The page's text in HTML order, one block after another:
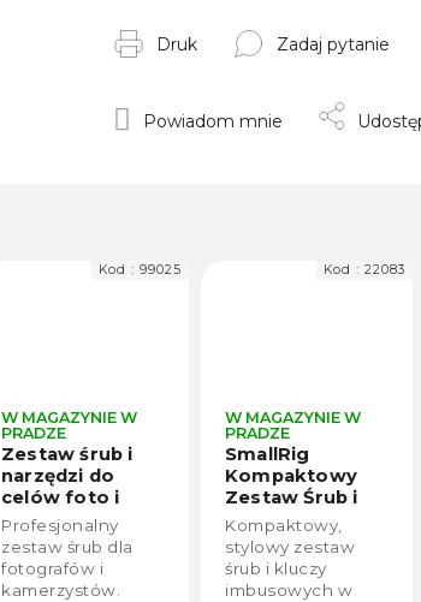
Druk Zadaj pytanie
Powiadom mnie
Zestaw śrub i
narzędzi do
celów foto i
wideo (55w1)
W MAGAZYNIE W
PRADZE
Profesjonalny
zestaw śrub dla
fotografów i
kamerzystów.
Kod : 99025
SmallRig
Kompaktowy
Zestaw Śrub i
Kluczy
Imbusowych
MD3184
W MAGAZYNIE W
PRADZE
Kompaktowy,
stylowy zestaw
śrub i kluczy
imbusowych w
Kod : 22083